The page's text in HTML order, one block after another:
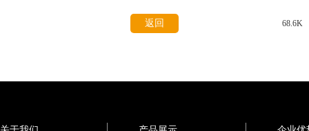
68.6K
返回